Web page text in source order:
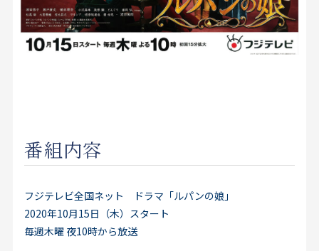
お気に入りリスト
番組内容
フジテレビ全国ネット ドラマ「ルパンの娘」
2020年10月15日（木）スタート
毎週木曜 夜10時から放送